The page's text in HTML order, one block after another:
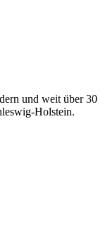
und weit über 30
Holstein.